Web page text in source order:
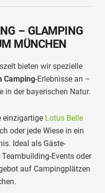
– GLAMPING
MÜNCHEN
bieten wir spezielle
Camping-Erlebnisse an –
in der bayerischen Natur.
einzigartige Lotus Belle
oder jede Wiese in ein
Ideal als Gäste-
Events oder
auf Campingplätzen